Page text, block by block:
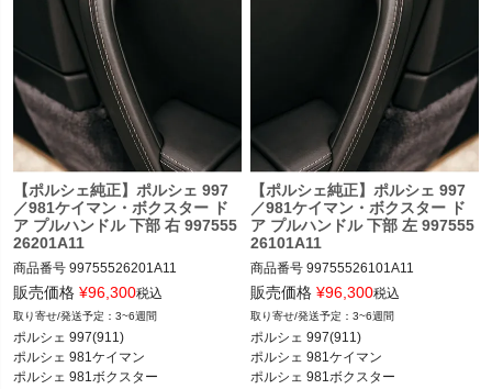
【ポルシェ純正】ポルシェ 997
／981ケイマン・ボクスター ド
ア プルハンドル 下部 右 997555
26201A11
商品番号 99755526201A11
ポルシェ 997(911) カレラ／カレラS／
カレラGTS／カレラ4／カレラ4S／カ
レラ4GTS／ターボ／ターボS／GT2／
販売価格 ¥96,300税込
3~6週間
ポルシェ 997(911)
ポルシェ 981ケイマン
ポルシェ 981ボクスター
【ポルシェ純正】ポルシェ 997
／981ケイマン・ボクスター ド
ア プルハンドル 下部 左 997555
26101A11
商品番号 99755526101A11
ポルシェ 997(911) カレラ／カレラS／
カレラGTS／カレラ4／カレラ4S／カ
レラ4GTS／ターボ／ターボS／GT2／
販売価格 ¥96,300税込
3~6週間
ポルシェ 997(911)
ポルシェ 981ケイマン
ポルシェ 981ボクスター